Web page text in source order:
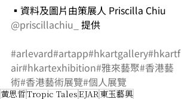
▪資料及圖片由策展人 Priscilla Chiu
@priscillachiu_ 提供
#arlevard#artapp#hkartgallery#hkartf
air#hkartexhibition#雅來藝聚#香港藝
術#香港藝術展覽#個人展覽
黃思哲Tropic Tales EJAR 東玉藝興